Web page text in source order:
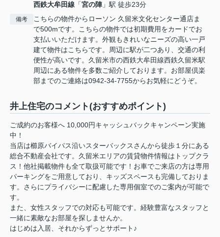
西鉄大牟田線 「宮の陣」駅 徒歩23分
備考
こちらの物件からローソン 久留米文化センター通店ま
で500mです。こちらの物件では初期費用をカードでお
支払いいただけます。外観もきれいなニーズの高い一戸
建て物件はこちらです。周辺に駅が二つあり、交通の利
便性が高いです。久留米市の西鉄大牟田線西鉄久留米駅
周辺にある物件を多数ご紹介しております。お部屋倶楽
部までのご連絡は0942-34-7755からお気軽にどうぞ。
井上住宅のコメント(おすすめポイント)
ご成約のお客様へ 10,000円キャッシュバックキャンペーン実施
中！
当店は櫛原バイパス沿いスターバックスさんから徒歩１分にある
総合不動産会社です。久留米エリアの賃貸物件情報はトップクラ
ス！他社掲載物件も全て取扱可能です！お車でご来店の方は専用
パーキングをご用意しており、キッズスペースも完備しておりま
す。さらにプライバシーに配慮した専用個室でのご案内が可能で
す。
また、女性スタッフでの対応も可能です。経験豊富なスタッフと
一緒に素敵なお部屋を探しませんか。
はじめは入居、それからずっとサポート♪